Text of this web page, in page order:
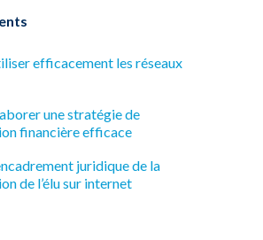
efficacement les réseaux
une stratégie de
financière efficace
juridique de la
de l’élu sur internet